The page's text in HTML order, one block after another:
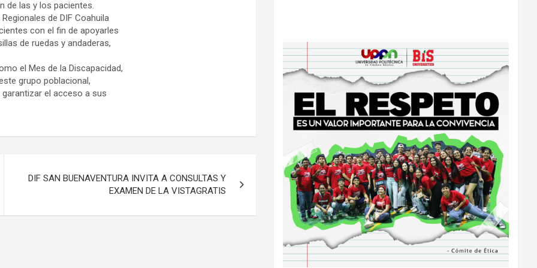
de las y los pacientes.
de DIF Coahuila
con el fin de apoyarles
de ruedas y andaderas,
el Mes de la Discapacidad,
grupo poblacional,
el acceso a sus
DIF SAN BUENAVENTURA INVITA A CONSULTAS Y
EXAMEN DE LA VISTAGRATIS